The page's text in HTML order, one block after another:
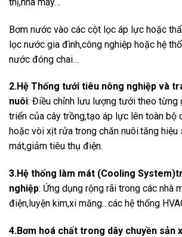
Bơm nước vào các cột lọc áp lực hoặc
lọc nước gia đình,công nghiệp hoặc hệ
nước đóng chai…
2.Hệ Thống tưới tiêu nông nghiệp và
nuôi: Điều chỉnh lưu lượng tưới theo từng
triển của cây trồng,tạo áp lực lên toàn bộ
hoặc vòi xịt rửa trong chăn nuôi.tăng
mát,giảm tiêu thụ điện.
3.Hệ thống làm mát (Cooling
nghiệp: Ứng dụng rộng rãi trong các nhà
điện,luyện kim,xi măng…các hệ thống
4.Bơm hoá chất trong dây chuyền sản